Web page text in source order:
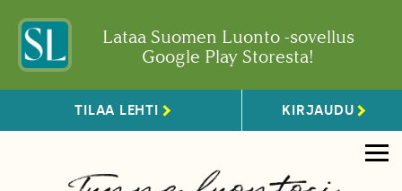
Lataa Suomen Luonto -sovellus
Google Play Storesta!
TILAA LEHTI KIRJAUDU